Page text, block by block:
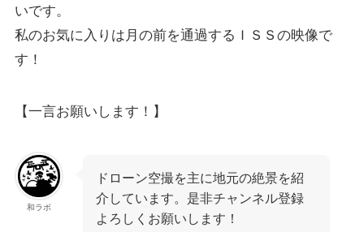
いです。
私のお気に入りは月の前を通過するＩＳＳの映像で
す！
【一言お願いします！】
和ラボ
ドローン空撮を主に地元の絶景を紹
介しています。是非チャンネル登録
よろしくお願いします！